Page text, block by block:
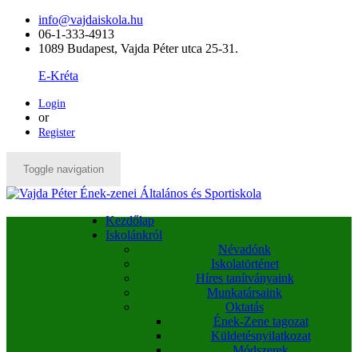
info@vajdaiskola.hu
06-1-333-4913
1089 Budapest, Vajda Péter utca 25-31.
E-Kréta
Login
or
Register
Toggle navigation
Kezdőlap
Iskolánkról
Névadónk
Iskolatörténet
Híres tanítványaink
Munkatársaink
Oktatás
Ének-Zene tagozat
Küldetésnyilatkozat